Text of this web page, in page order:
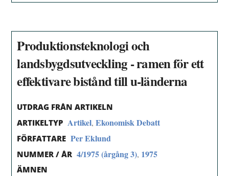
Produktionsteknologi och
landsbygdsutveckling - ramen för ett
effektivare bistånd till u-länderna
UTDRAG FRÅN ARTIKELN
ARTIKELTYP Artikel,Ekonomisk Debatt
FÖRFATTARE Per Eklund
NUMMER / ÅR 4/1975 (årgång 3), 1975
ÄMNEN